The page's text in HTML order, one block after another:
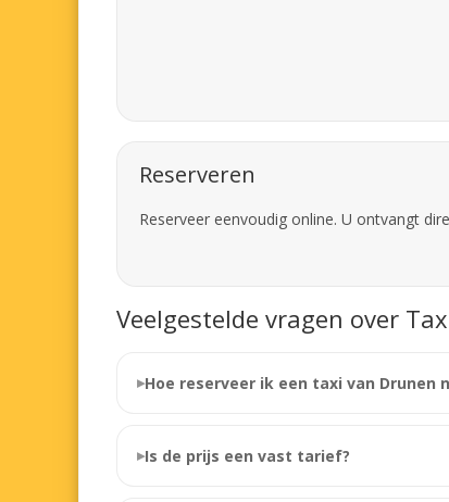
Reserveren
Reserveer eenvoudig online. U ontvangt
Veelgestelde vragen over
Hoe reserveer ik een taxi van Drunen
Is de prijs een vast tarief?